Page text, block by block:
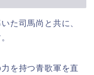
た司馬尚と共に、
を持つ青歌軍を直